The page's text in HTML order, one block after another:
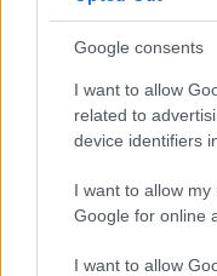
Google consents
I want to allow
related to
device identifiers
I want to allow
Google for online
I want to allow
A szereplőkre